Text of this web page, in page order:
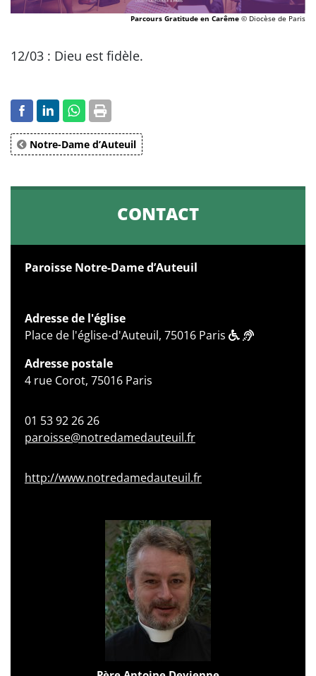
Parcours Gratitude en Carême © Diocèse de Paris
12/03 : Dieu est fidèle.
Notre-Dame d’Auteuil
CONTACT
Paroisse Notre-Dame d’Auteuil
Adresse de l'église
Place de l'église-d'Auteuil, 75016 Paris
Adresse postale
4 rue Corot, 75016 Paris
01 53 92 26 26
paroisse@notredamedauteuil.fr
http://www.notredamedauteuil.fr